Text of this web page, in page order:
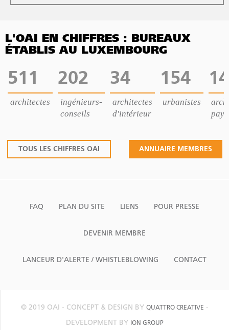
L'OAI EN CHIFFRES : BUREAUX
ÉTABLIS AU LUXEMBOURG
511
architectes
202
ingénieurs-
conseils
34
architectes
d'intérieur
154
urbanistes
14
TOUS LES CHIFFRES OAI ANNUAIRE MEMBRES
FAQ PLAN DU SITE LIENS POUR PRESSE
DEVENIR MEMBRE
LANCEUR D'ALERTE / WHISTLEBLOWING CONTACT
© 2019 OAI - CONCEPT & DESIGN BY QUATTRO CREATIVE -
DEVELOPMENT BY ION GROUP